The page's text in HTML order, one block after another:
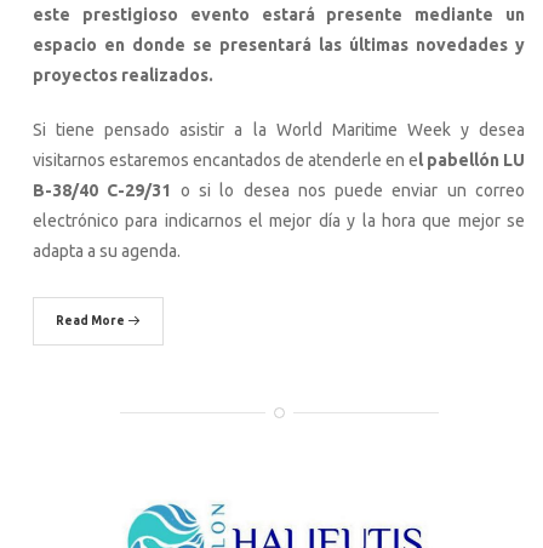
este prestigioso evento estará presente mediante un
espacio en donde se presentará las últimas novedades y
proyectos realizados.
Si tiene pensado asistir a la World Maritime Week y desea
visitarnos estaremos encantados de atenderle en el pabellón LU
B-38/40 C-29/31
o si lo desea nos puede enviar un correo
electrónico para indicarnos el mejor día y la hora que mejor se
adapta a su agenda.
Read More